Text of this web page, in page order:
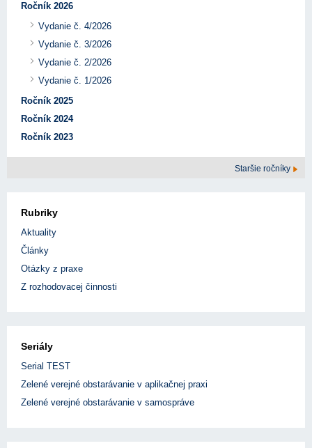
Ročník 2026
Vydanie č. 4/2026
Vydanie č. 3/2026
Vydanie č. 2/2026
Vydanie č. 1/2026
Ročník 2025
Ročník 2024
Ročník 2023
Staršie ročníky
Rubriky
Aktuality
Články
Otázky z praxe
Z rozhodovacej činnosti
Seriály
Serial TEST
Zelené verejné obstarávanie v aplikačnej praxi
Zelené verejné obstarávanie v samospráve